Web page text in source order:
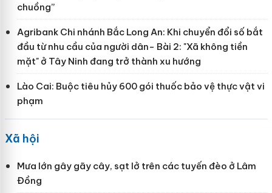
chuồng”
Agribank Chi nhánh Bắc Long An: Khi chuyển đổi số bắt
đầu từ nhu cầu của người dân- Bài 2: "Xã không tiền
mặt" ở Tây Ninh đang trở thành xu hướng
Lào Cai: Buộc tiêu hủy 600 gói thuốc bảo vệ thực vật vi
phạm
Xã hội
Mưa lớn gây gãy cây, sạt lở trên các tuyến đèo ở Lâm
Đồng